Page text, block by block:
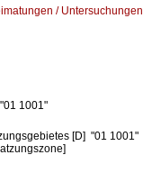
/ Untersuchungen
1001"
[D] "01 1001"